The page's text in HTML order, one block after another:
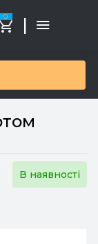
0 |
В наявності